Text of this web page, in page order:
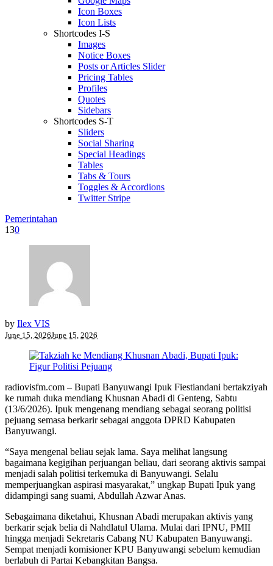
Icon Boxes
Icon Lists
Shortcodes I-S
Images
Notice Boxes
Posts or Articles Slider
Pricing Tables
Profiles
Quotes
Sidebars
Shortcodes S-T
Sliders
Social Sharing
Special Headings
Tables
Tabs & Tours
Toggles & Accordions
Twitter Stripe
Pemerintahan
130
by Ilex VIS
June 15, 2026June 15, 2026
radiovisfm.com – Bupati Banyuwangi Ipuk Fiestiandani bertakziyah
ke rumah duka mendiang Khusnan Abadi di Genteng, Sabtu
(13/6/2026). Ipuk mengenang mendiang sebagai seorang politisi
pejuang semasa berkarir sebagai anggota DPRD Kabupaten
Banyuwangi.
“Saya mengenal beliau sejak lama. Saya melihat langsung
bagaimana kegigihan perjuangan beliau, dari seorang aktivis sampai
menjadi salah politisi terkemuka di Banyuwangi. Selalu
memperjuangkan aspirasi masyarakat,” ungkap Bupati Ipuk yang
didampingi sang suami, Abdullah Azwar Anas.
Sebagaimana diketahui, Khusnan Abadi merupakan aktivis yang
berkarir sejak belia di Nahdlatul Ulama. Mulai dari IPNU, PMII
hingga menjadi Sekretaris Cabang NU Kabupaten Banyuwangi.
Sempat menjadi komisioner KPU Banyuwangi sebelum kemudian
berlabuh di Partai Kebangkitan Bangsa.